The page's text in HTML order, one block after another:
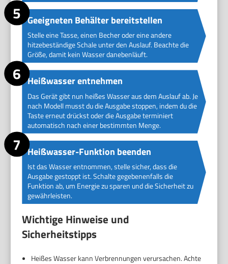
Geeigneten Behälter bereitstellen
Stelle eine Tasse, einen Becher oder eine andere
hitzebeständige Schale unter den Auslauf. Beachte die
Größe, damit kein Wasser danebenläuft.
Heißwasser entnehmen
Das Gerät gibt nun heißes Wasser aus dem Auslauf ab. Je
nach Modell musst du die Ausgabe stoppen, indem du die
Taste erneut drückst oder die Ausgabe terminiert
automatisch nach einer bestimmten Menge.
Heißwasser-Funktion beenden
Ist das Wasser entnommen, stelle sicher, dass die
Ausgabe gestoppt ist. Schalte gegebenenfalls die
Funktion ab, um Energie zu sparen und die Sicherheit zu
gewährleisten.
Wichtige Hinweise und
Sicherheitstipps
Heißes Wasser kann Verbrennungen verursachen. Achte